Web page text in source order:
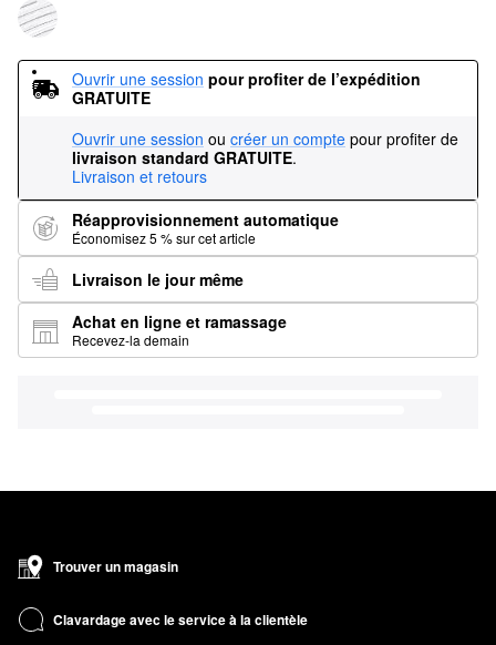
Ouvrir une session pour profiter de l’expédition
GRATUITE
Ouvrir une session ou créer un compte pour profiter de
livraison standard GRATUITE.
Livraison et retours
Réapprovisionnement automatique
Économisez 5 % sur cet article
Livraison le jour même
Achat en ligne et ramassage
Recevez-la demain
Trouver un magasin
Clavardage avec le service à la clientèle